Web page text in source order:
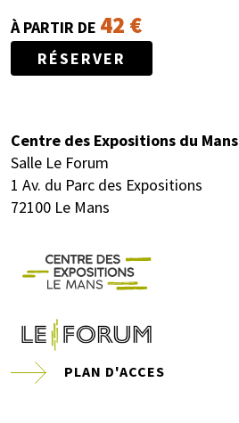
À PARTIR DE 42 €
RÉSERVER
Centre des Expositions du Mans
Salle Le Forum
1 Av. du Parc des Expositions
72100 Le Mans
PLAN D'ACCES